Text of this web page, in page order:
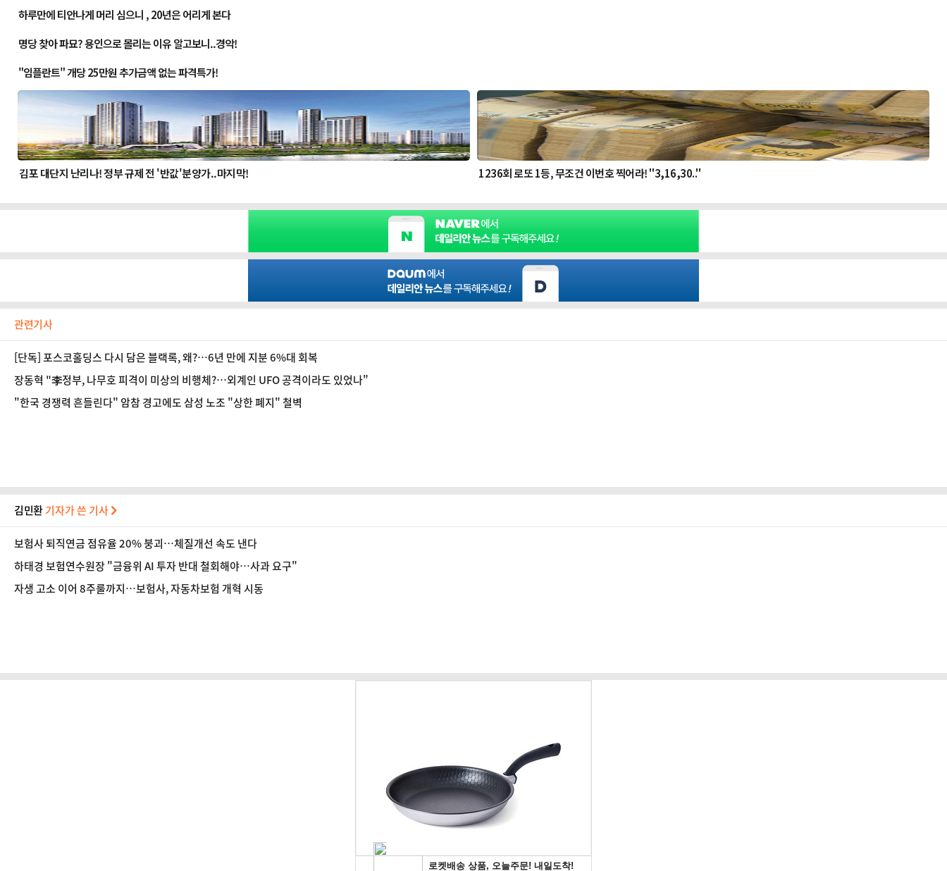
관련기사
[단독] 포스코홀딩스 다시 담은 블랙록, 왜?…6년 만에 지분 6%대 회복
장동혁 "李정부, 나무호 피격이 미상의 비행체?…외계인 UFO 공격이라도 있었나"
"한국 경쟁력 흔들린다" 암참 경고에도 삼성 노조 "상한 폐지" 철벽
김민환기자가 쓴 기사
보험사 퇴직연금 점유율 20% 붕괴…체질개선 속도 낸다
하태경 보험연수원장 "금융위 AI 투자 반대 철회해야…사과 요구"
자생 고소 이어 8주룰까지…보험사, 자동차보험 개혁 시동